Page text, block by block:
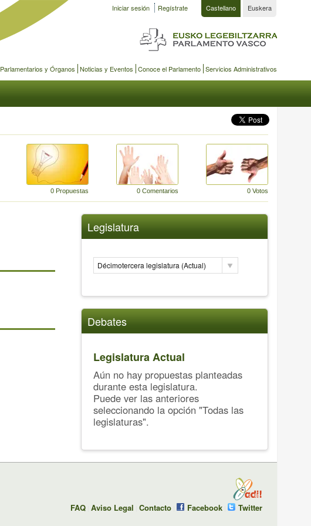
Iniciar sesión Regístrate Castellano Euskera
Parlamentarios y Órganos Noticias y Eventos Conoce el Parlamento Servicios Administrativos
0 Propuestas 0 Comentarios 0 Votos
Legislatura
Décimotercera legislatura (Actual)
Debates
Legislatura Actual
Aún no hay propuestas planteadas
durante esta legislatura.
Puede ver las anteriores
seleccionando la opción "Todas las
legislaturas".
FAQ Aviso Legal Contacto Facebook Twitter